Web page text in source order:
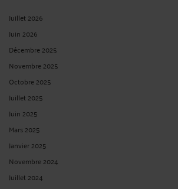
Juillet 2026
Juin 2026
Décembre 2025
Novembre 2025
Octobre 2025
Juillet 2025
Juin 2025
Mars 2025
Janvier 2025
Novembre 2024
Juillet 2024